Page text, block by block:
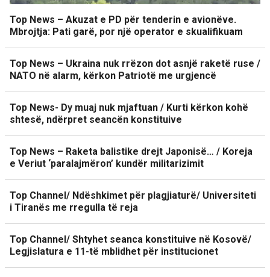
Top News – Akuzat e PD për tenderin e avionëve.
Mbrojtja: Pati garë, por një operator e skualifikuam
Top News – Ukraina nuk rrëzon dot asnjë raketë ruse /
NATO në alarm, kërkon Patriotë me urgjencë
Top News- Dy muaj nuk mjaftuan / Kurti kërkon kohë
shtesë, ndërpret seancën konstituive
Top News – Raketa balistike drejt Japonisë… / Koreja
e Veriut ‘paralajmëron’ kundër militarizimit
Top Channel/ Ndëshkimet për plagjiaturë/ Universiteti
i Tiranës me rregulla të reja
Top Channel/ Shtyhet seanca konstituive në Kosovë/
Legjislatura e 11-të mblidhet për institucionet